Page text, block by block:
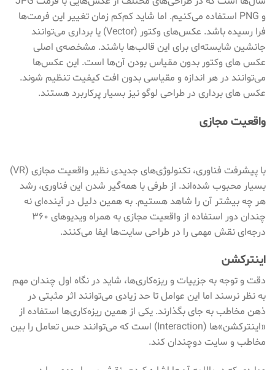
و PNG استفاده می‌کنیم. اما شاید کم‌کم زمان تغییر این فرمت‌ها
فرا رسیده باشد. عکس‌های وکتور (Vector) یا برداری می‌توانند
جانشین شایسته‌ای برای این قالب‌ها باشند. مشخصه‌ی اصلی
عکس های وکتور بدون مقیاس بودن آن‌ها است. این عکس‌ها
می‌توانند در هر اندازه و مقیاسی بدون افت کیفیت تنظیم شوند.
عکس های برداری در طراحی لوگو نیز بسیار پرکاربرد هستند.
واقعیت مجازی
با پیشرفت فناوری، تکنولوژی‌های جدیدی نظیر واقعیت مجازی (VR)
بسیار محبوب شده‌اند. از طرفی با همه‌گیر شدن این فناوری، رشد
هر چه بیشتر آن را شاهد هستیم. به همین دلیل در آینده‌ای نه
چندان دور استفاده از واقعیت مجازی به همراه ویدیوهای ۳۶۰
درجه‌ای نقش مهمی را در طراحی سایت‌ها ایفا می‌کنند.
اینترکشن
دقت و توجه به جزییات و ریزه‌کاری‌ها، شاید در نگاه اول چندان مهم
به نظر نرسند اما این عوامل تا حد زیادی می‌توانند اثر مثبتی در
ذهن مخاطب به جای بگذارند. یکی از همین ریزه‌کاری‌ها استفاده از
«اینترکشن»ها (Interaction) است که می‌توانند حس تعامل را بین
مخاطب و سایت دوچندان کند.